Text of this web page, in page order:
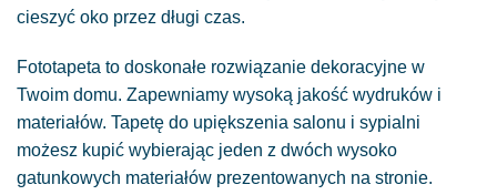
cieszyć oko przez długi czas.
Fototapeta to doskonałe rozwiązanie dekoracyjne w
Twoim domu. Zapewniamy wysoką jakość wydruków i
materiałów. Tapetę do upiększenia salonu i sypialni
możesz kupić wybierając jeden z dwóch wysoko
gatunkowych materiałów prezentowanych na stronie.